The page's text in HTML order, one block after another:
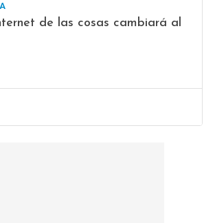
de las cosas cambiará al